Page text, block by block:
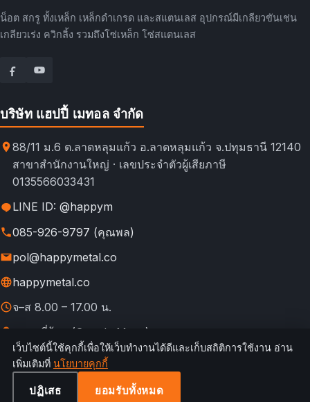
น็อต สกรู ทั้งเหล็ก เหล็กดำเกรด และสแตนเลส อุปกรณ์มีเกลียวขันเช่น
เกลียวเร่ง ควิกลิ้ง รวมถึงโซ่เหล็ก โซ่สแตนเลส
บริษัท แฮปปี้ เมทอล จำกัด
88/11 ม.6 ต.ลาดหลุมแก้ว อ.ลาดหลุมแก้ว จ.ปทุมธานี 12140
สาขาสำนักงานใหญ่ · เลขประจำตัวผู้เสียภาษี
0135566033431
LINE ID: @happym
085-926-9797 (คุณพล)
pol@happymetal.co
happymetal.co
จ–ส 8.00 – 17.00 น.
ดูแผนที่ร้าน (Google Maps)
© 2026 happymetal.co. All rights reserved.
ใช้บริการ
กฎการใช้งาน &
เป็นส่วนตัว
เว็บไซต์นี้ใช้คุกกี้เพื่อให้เว็บทำงานได้ดีและเก็บสถิติการใช้งาน อ่าน
เพิ่มเติมที่ นโยบายคุกกี้
ปฏิเสธ ยอมรับทั้งหมด